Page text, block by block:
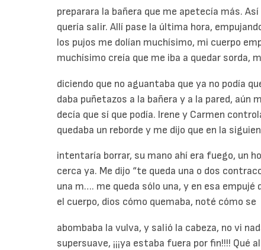
preparara la bañera que me apetecía más.
quería salir. Allí pase la última hora,
los pujos me dolían muchísimo, mi cuerpo
muchísimo creía que me iba a quedar sorda,
diciendo que no aguantaba que ya no podía
daba puñetazos a la bañera y a la pared, aún
decía que sí que podía. Irene y Carmen
quedaba un reborde y me dijo que en la
intentaría borrar, su mano ahí era fuego, un
cerca ya. Me dijo “te queda una o dos
una m…. me queda sólo una, y en esa
el cuerpo, dios cómo quemaba, noté cómo se
abombaba la vulva, y salió la cabeza, no vi
supersuave, ¡¡¡ya estaba fuera por fin!!!!